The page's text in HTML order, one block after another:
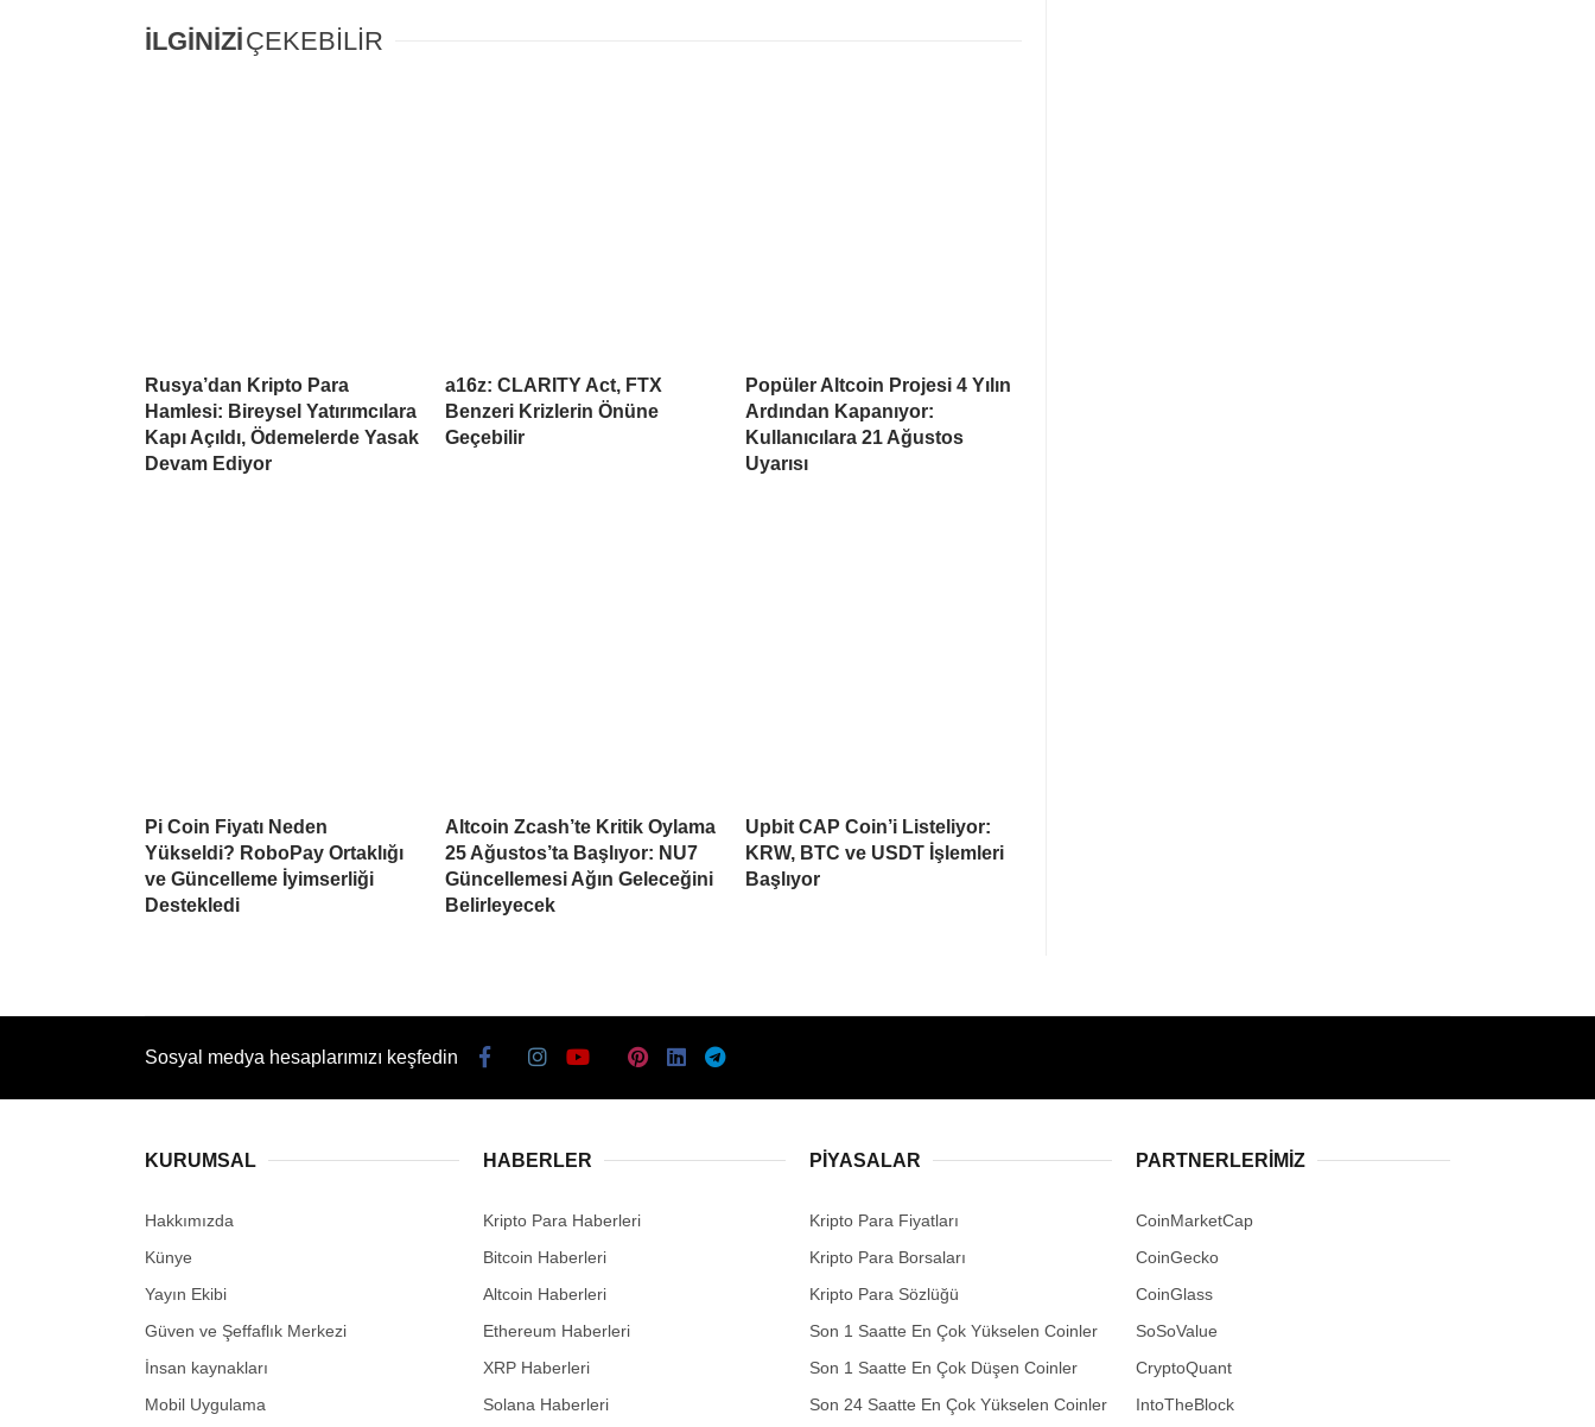
İLGİNİZİÇEKEBİLİR
Rusya’dan Kripto Para
Hamlesi: Bireysel Yatırımcılara
Kapı Açıldı, Ödemelerde Yasak
Devam Ediyor
a16z: CLARITY Act, FTX
Benzeri Krizlerin Önüne
Geçebilir
Popüler Altcoin Projesi 4 Yılın
Ardından Kapanıyor:
Kullanıcılara 21 Ağustos
Uyarısı
Pi Coin Fiyatı Neden
Yükseldi? RoboPay Ortaklığı
ve Güncelleme İyimserliği
Destekledi
Altcoin Zcash’te Kritik Oylama
25 Ağustos’ta Başlıyor: NU7
Güncellemesi Ağın Geleceğini
Belirleyecek
Upbit CAP Coin’i Listeliyor:
KRW, BTC ve USDT İşlemleri
Başlıyor
Sosyal medya hesaplarımızı keşfedin
KURUMSAL
Hakkımızda
Künye
Yayın Ekibi
Güven ve Şeffaflık Merkezi
İnsan kaynakları
Mobil Uygulama
HABERLER
Kripto Para Haberleri
Bitcoin Haberleri
Altcoin Haberleri
Ethereum Haberleri
XRP Haberleri
Solana Haberleri
PIYASALAR
Kripto Para Fiyatları
Kripto Para Borsaları
Kripto Para Sözlüğü
Son 1 Saatte En Çok Yükselen Coinler
Son 1 Saatte En Çok Düşen Coinler
Son 24 Saatte En Çok Yükselen Coinler
PARTNERLERIMIZ
CoinMarketCap
CoinGecko
CoinGlass
SoSoValue
CryptoQuant
IntoTheBlock